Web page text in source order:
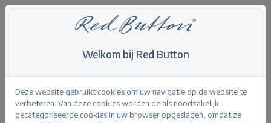
> Claudette Slanted Seam lightblue
Terug
Welkom bij Red Button
Deze website gebruikt cookies om uw navigatie op de website te
verbeteren. Van deze cookies worden de als noodzakelijk
gecategoriseerde cookies in uw browser opgeslagen, omdat ze